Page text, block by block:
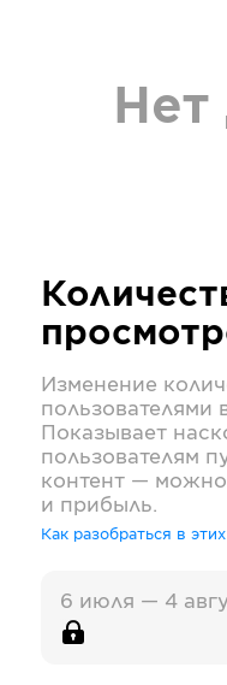
Изменение
пользователями
Показывает
пользователям
контент — можно
и прибыль.
Как разобраться в
6 июля — 4